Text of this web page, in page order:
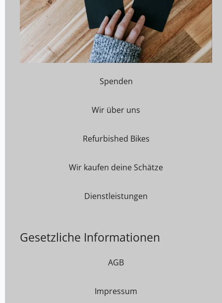
Spenden
Wir über uns
Refurbished Bikes
Wir kaufen deine Schätze
Dienstleistungen
Gesetzliche Informationen
AGB
Impressum